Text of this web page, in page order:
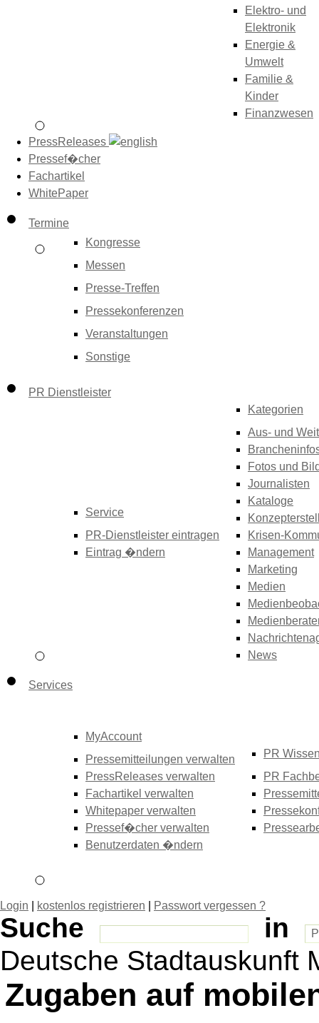
Elektro- und
Elektronik
Energie &
Umwelt
Familie &
Kinder
Finanzwesen
PressReleases
Pressef�cher
Fachartikel
WhitePaper
Termine
Kongresse
Messen
Presse-Treffen
Pressekonferenzen
Veranstaltungen
Sonstige
PR Dienstleister
Service
PR-Dienstleister eintragen
Eintrag �ndern
Kategorien
Aus- und
Fotos und
Journalisten
Kataloge
Krisen-
Management
Marketing
Medien
News
Services
MyAccount
Pressemitteilungen verwalten
PressReleases verwalten
Fachartikel verwalten
Whitepaper verwalten
Pressef�cher verwalten
Benutzerdaten �ndern
PR
PR
Login kostenlos registrieren Passwort vergessen ?
Suche
in
Deutsche Stadtauskunft
Zugaben auf